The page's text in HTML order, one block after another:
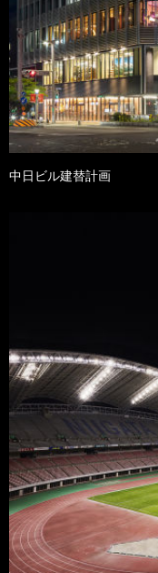
中日ビル建替計画